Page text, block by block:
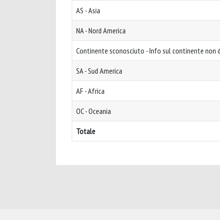
AS - Asia
NA - Nord America
Continente sconosciuto - Info sul continente non
SA - Sud America
AF - Africa
OC - Oceania
Totale